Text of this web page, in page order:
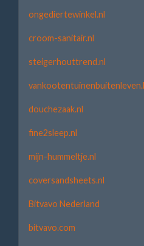
ongediertewinkel.nl
croom-sanitair.nl
steigerhouttrend.nl
douchezaak.nl
fine2sleep.nl
mijn-hummeltje.nl
coversandsheets.nl
Bitvavo Nederland
bitvavo.com